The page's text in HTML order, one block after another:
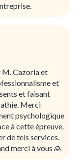
M. Cazorla et
et
et faisant
Merci
psychologique
à cette épreuve.
de tels services.
merci à vous 🙏